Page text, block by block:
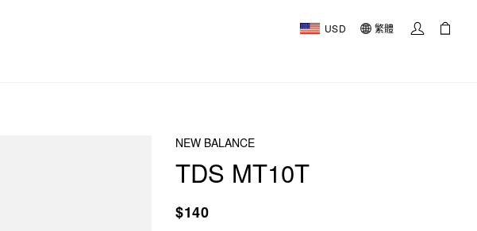
USD 繁體
NEW BALANCE
TDS MT10T
$140